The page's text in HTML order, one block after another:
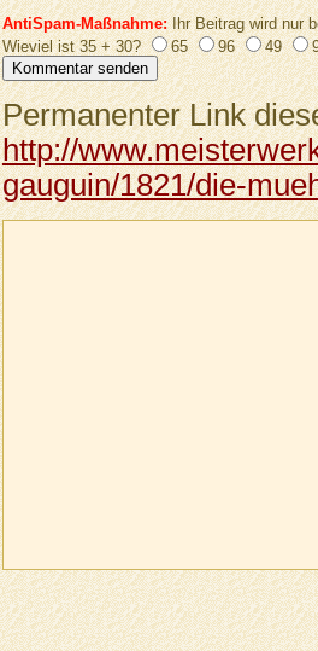
AntiSpam-Maßnahme:Ihr Beitrag wird nur
Wieviel ist 35 + 30?
65 96 49
Permanenter Link
http://
gauguin/1821/die-